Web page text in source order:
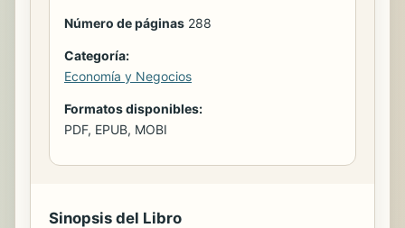
Número de páginas 288
Categoría:
Economía y Negocios
Formatos disponibles:
PDF, EPUB, MOBI
Sinopsis del Libro